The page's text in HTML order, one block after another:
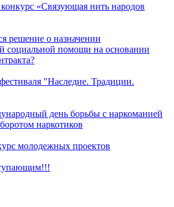
«Связующая нить народов
решение о назначении
социальной помощи на основании
"Наследие. Традиции.
день борьбы с наркоманией
наркотиков
молодежных проектов